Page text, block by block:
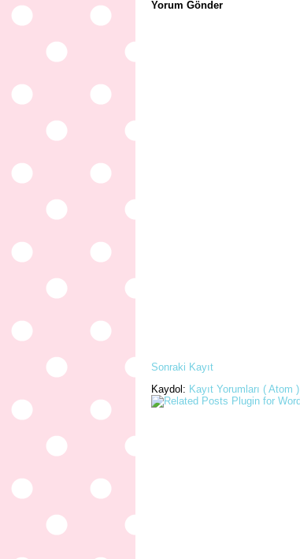
Yorum Gönder
Sonraki Kayıt
Kaydol: Kayıt Yorumları ( Atom )